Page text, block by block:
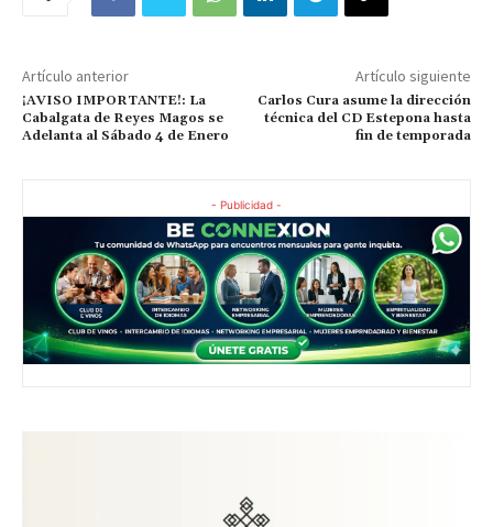
Artículo anterior
¡AVISO IMPORTANTE!: La
Cabalgata de Reyes Magos se
Adelanta al Sábado 4 de Enero
Artículo siguiente
Carlos Cura asume la dirección
técnica del CD Estepona hasta
fin de temporada
- Publicidad -